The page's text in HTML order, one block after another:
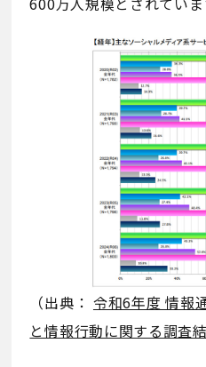
（出典： 令和6年度 情報
と情報行動に関する調査